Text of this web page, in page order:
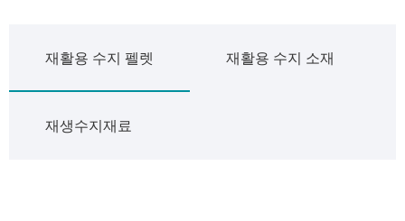
재활용 수지 펠렛 재활용 수지 소재
재생수지재료